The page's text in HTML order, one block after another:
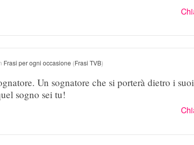
Frasi per ogni occasione (Frasi TVB)
Un sognatore che si porterà dietro i
sogno sei tu!